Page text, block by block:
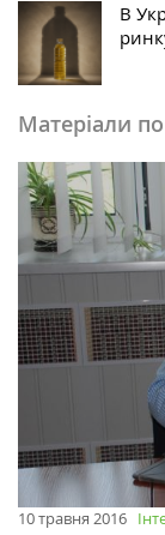
В
Матеріали
10 травня 2016